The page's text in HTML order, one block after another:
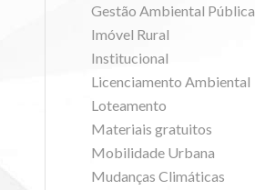
Gestão Ambiental Pública
Imóvel Rural
Institucional
Licenciamento Ambiental
Loteamento
Materiais gratuitos
Mobilidade Urbana
Mudanças Climáticas